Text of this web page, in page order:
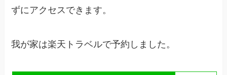
ずにアクセスできます。
我が家は楽天トラベルで予約しました。